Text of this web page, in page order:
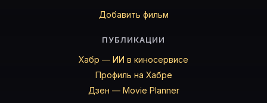
Добавить фильм
ПУБЛИКАЦИИ
Хабр — ИИ в киносервисе
Профиль на Хабре
Дзен — Movie Planner